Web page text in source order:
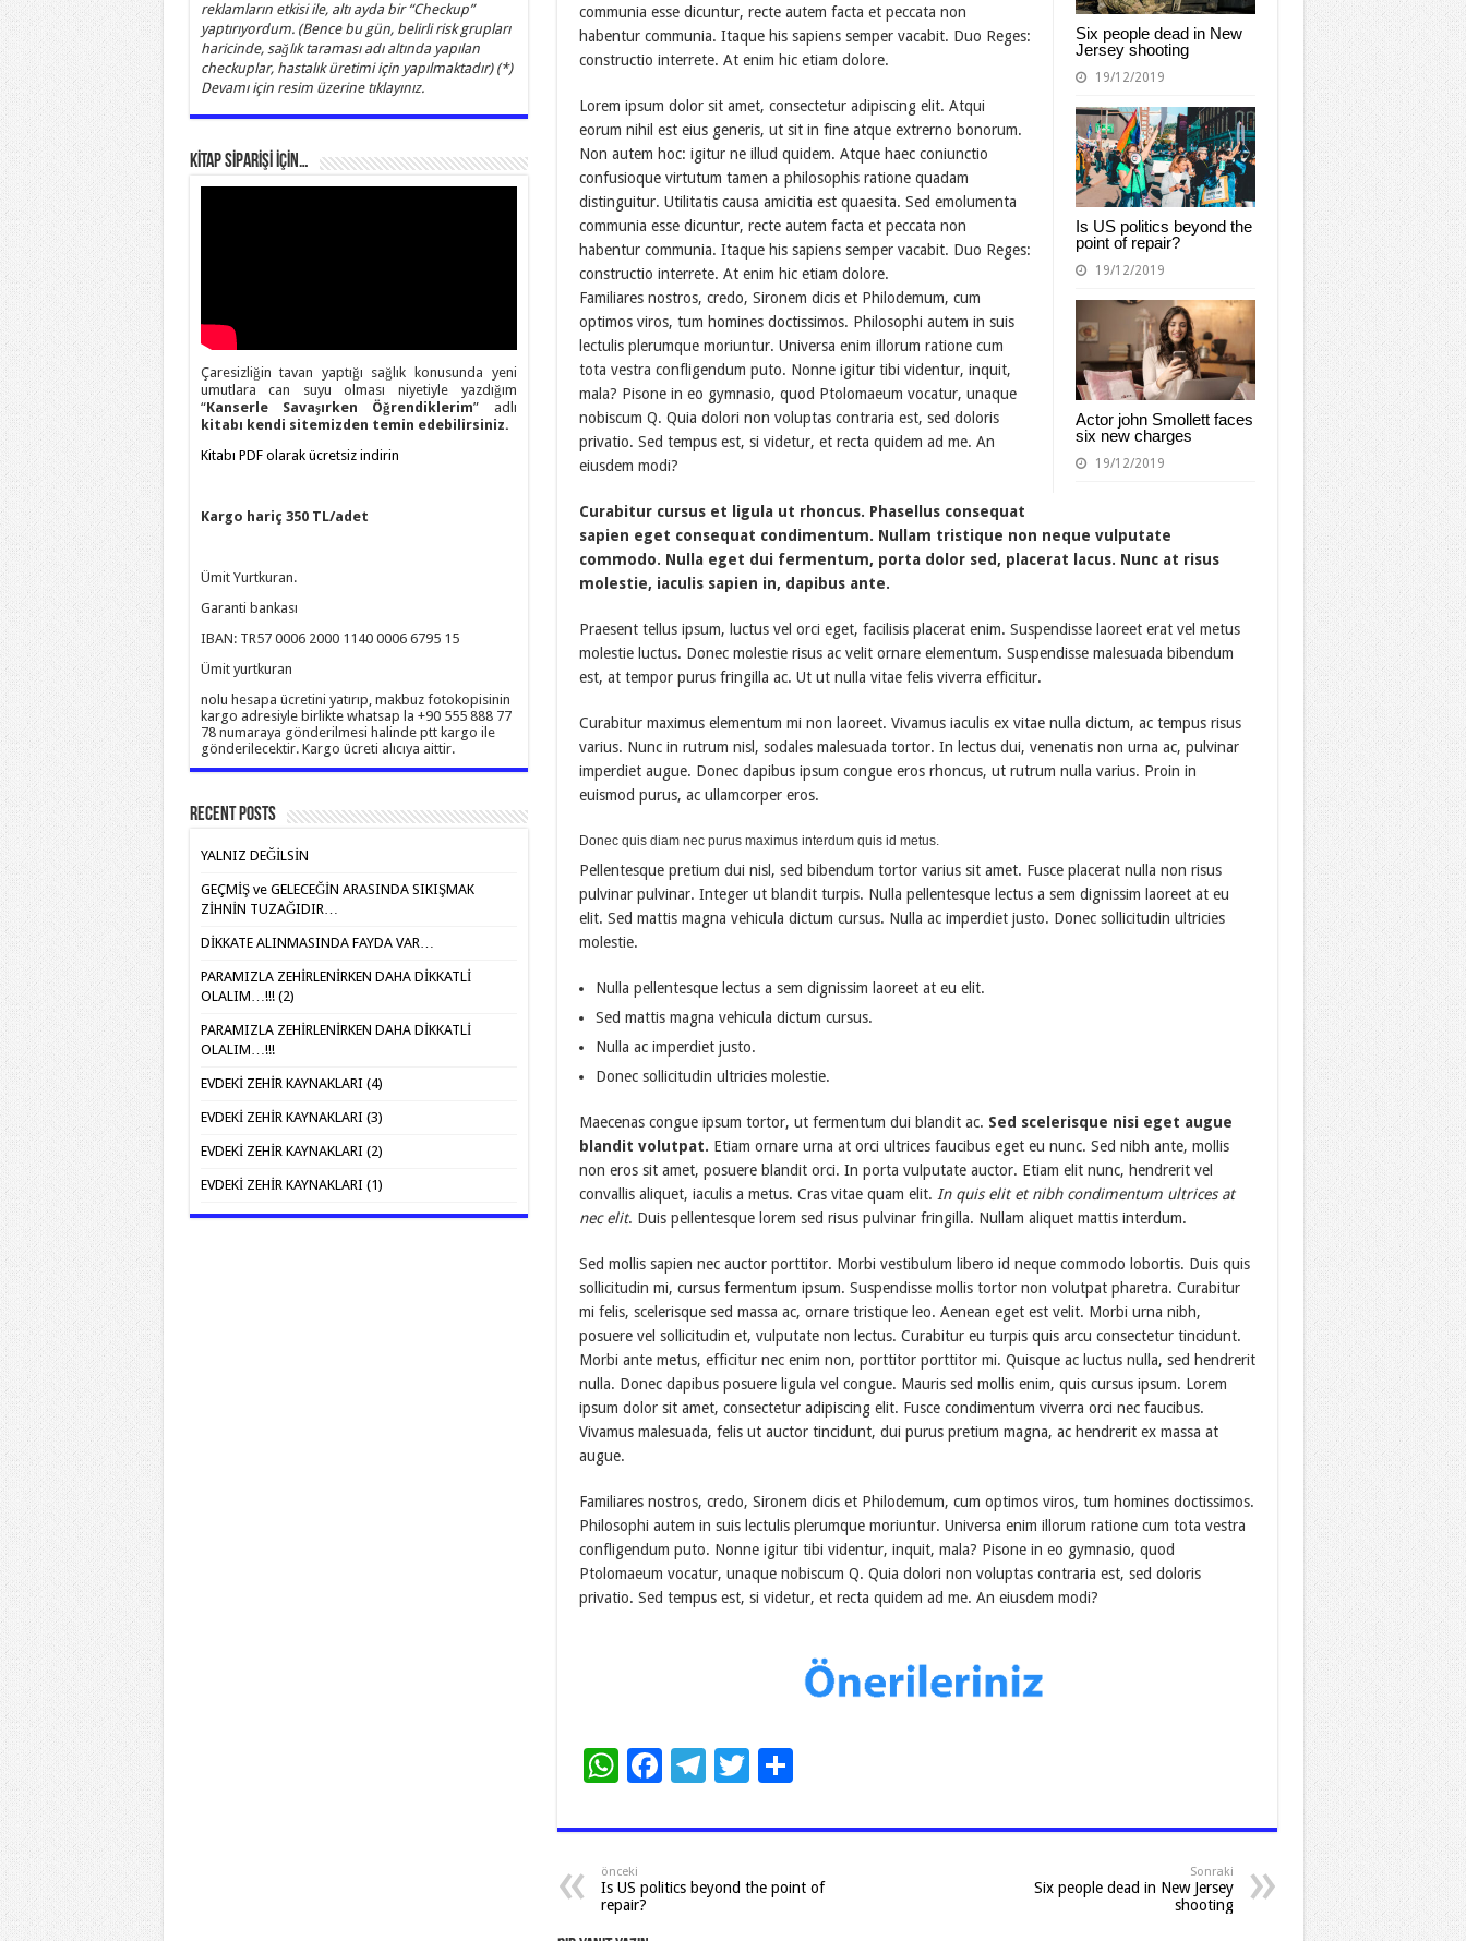
Six people dead in New
Jersey shooting
19/12/2019
Is US politics beyond the
point of repair?
19/12/2019
Actor john Smollett faces
six new charges
19/12/2019
communia esse dicuntur, recte autem facta et peccata non
habentur communia. Itaque his sapiens semper vacabit. Duo Reges:
constructio interrete. At enim hic etiam dolore.
Lorem ipsum dolor sit amet, consectetur adipiscing elit. Atqui
eorum nihil est eius generis, ut sit in fine atque extrerno bonorum.
Non autem hoc: igitur ne illud quidem. Atque haec coniunctio
confusioque virtutum tamen a philosophis ratione quadam
distinguitur. Utilitatis causa amicitia est quaesita. Sed emolumenta
communia esse dicuntur, recte autem facta et peccata non
habentur communia. Itaque his sapiens semper vacabit. Duo Reges:
constructio interrete. At enim hic etiam dolore.
Familiares nostros, credo, Sironem dicis et Philodemum, cum
optimos viros, tum homines doctissimos. Philosophi autem in suis
lectulis plerumque moriuntur. Universa enim illorum ratione cum
tota vestra confligendum puto. Nonne igitur tibi videntur, inquit,
mala? Pisone in eo gymnasio, quod Ptolomaeum vocatur, unaque
nobiscum Q. Quia dolori non voluptas contraria est, sed doloris
privatio. Sed tempus est, si videtur, et recta quidem ad me. An
eiusdem modi?
Curabitur cursus et ligula ut rhoncus. Phasellus consequat
sapien eget consequat condimentum. Nullam tristique non neque vulputate
commodo. Nulla eget dui fermentum, porta dolor sed, placerat lacus. Nunc at risus
molestie, iaculis sapien in, dapibus ante.
Praesent tellus ipsum, luctus vel orci eget, facilisis placerat enim. Suspendisse laoreet erat vel metus
molestie luctus. Donec molestie risus ac velit ornare elementum. Suspendisse malesuada bibendum
est, at tempor purus fringilla ac. Ut ut nulla vitae felis viverra efficitur.
Curabitur maximus elementum mi non laoreet. Vivamus iaculis ex vitae nulla dictum, ac tempus risus
varius. Nunc in rutrum nisl, sodales malesuada tortor. In lectus dui, venenatis non urna ac, pulvinar
imperdiet augue. Donec dapibus ipsum congue eros rhoncus, ut rutrum nulla varius. Proin in
euismod purus, ac ullamcorper eros.
Donec quis diam nec purus maximus interdum quis id metus.
Pellentesque pretium dui nisl, sed bibendum tortor varius sit amet. Fusce placerat nulla non risus
pulvinar pulvinar. Integer ut blandit turpis. Nulla pellentesque lectus a sem dignissim laoreet at eu
elit. Sed mattis magna vehicula dictum cursus. Nulla ac imperdiet justo. Donec sollicitudin ultricies
molestie.
Nulla pellentesque lectus a sem dignissim laoreet at eu elit.
Sed mattis magna vehicula dictum cursus.
Nulla ac imperdiet justo.
Donec sollicitudin ultricies molestie.
Maecenas congue ipsum tortor, ut fermentum dui blandit ac. Sed scelerisque nisi eget augue
blandit volutpat. Etiam ornare urna at orci ultrices faucibus eget eu nunc. Sed nibh ante, mollis
non eros sit amet, posuere blandit orci. In porta vulputate auctor. Etiam elit nunc, hendrerit vel
convallis aliquet, iaculis a metus. Cras vitae quam elit. In quis elit et nibh condimentum ultrices at
nec elit. Duis pellentesque lorem sed risus pulvinar fringilla. Nullam aliquet mattis interdum.
Sed mollis sapien nec auctor porttitor. Morbi vestibulum libero id neque commodo lobortis. Duis quis
sollicitudin mi, cursus fermentum ipsum. Suspendisse mollis tortor non volutpat pharetra. Curabitur
mi felis, scelerisque sed massa ac, ornare tristique leo. Aenean eget est velit. Morbi urna nibh,
posuere vel sollicitudin et, vulputate non lectus. Curabitur eu turpis quis arcu consectetur tincidunt.
Morbi ante metus, efficitur nec enim non, porttitor porttitor mi. Quisque ac luctus nulla, sed hendrerit
nulla. Donec dapibus posuere ligula vel congue. Mauris sed mollis enim, quis cursus ipsum. Lorem
ipsum dolor sit amet, consectetur adipiscing elit. Fusce condimentum viverra orci nec faucibus.
Vivamus malesuada, felis ut auctor tincidunt, dui purus pretium magna, ac hendrerit ex massa at
augue.
Familiares nostros, credo, Sironem dicis et Philodemum, cum optimos viros, tum homines doctissimos.
Philosophi autem in suis lectulis plerumque moriuntur. Universa enim illorum ratione cum tota vestra
confligendum puto. Nonne igitur tibi videntur, inquit, mala? Pisone in eo gymnasio, quod
Ptolomaeum vocatur, unaque nobiscum Q. Quia dolori non voluptas contraria est, sed doloris
privatio. Sed tempus est, si videtur, et recta quidem ad me. An eiusdem modi?
W
at
sA
p
F
e
o
T
e
gr
a
T
tt
er
ar
önceki
Is US politics beyond the point of
repair?
Sonraki
Six people dead in New Jersey
shooting
reklamların etkisi ile, altı ayda bir “Checkup”
yaptırıyordum. (Bence bu gün, belirli risk grupları
haricinde, sağlık taraması adı altında yapılan
checkuplar, hastalık üretimi için yapılmaktadır) (*)
Devamı için resim üzerine tıklayınız.
KİTAP SİPARİŞİ İÇİN…
Çaresizliğin tavan yaptığı sağlık konusunda yeni
umutlara can suyu olması niyetiyle yazdığım
“Kanserle Savaşırken Öğrendiklerim” adlı
kitabı kendi sitemizden temin edebilirsiniz.
Kitabı PDF olarak ücretsiz indirin
Kargo hariç 350 TL/adet
Ümit Yurtkuran.
Garanti bankası
IBAN: TR57 0006 2000 1140 0006 6795 15
Ümit yurtkuran
nolu hesapa ücretini yatırıp, makbuz fotokopisinin
kargo adresiyle birlikte whatsap la +90 555 888 77
78 numaraya gönderilmesi halinde ptt kargo ile
gönderilecektir. Kargo ücreti alıcıya aittir.
Recent Posts
YALNIZ DEĞİLSİN
GEÇMİŞ ve GELECEĞİN ARASINDA SIKIŞMAK
ZİHNİN TUZAĞIDIR…
DİKKATE ALINMASINDA FAYDA VAR…
PARAMIZLA ZEHİRLENİRKEN DAHA DİKKATLİ
OLALIM…!!! (2)
PARAMIZLA ZEHİRLENİRKEN DAHA DİKKATLİ
OLALIM…!!!
EVDEKİ ZEHİR KAYNAKLARI (4)
EVDEKİ ZEHİR KAYNAKLARI (3)
EVDEKİ ZEHİR KAYNAKLARI (2)
EVDEKİ ZEHİR KAYNAKLARI (1)